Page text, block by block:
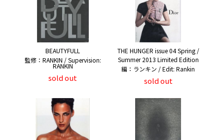
BEAUTYFULL
監修：RANKIN / Supervision:
RANKIN
sold out
THE HUNGER issue 04 Spring /
Summer 2013 Limited Edition
編：ランキン / Edit: Rankin
sold out